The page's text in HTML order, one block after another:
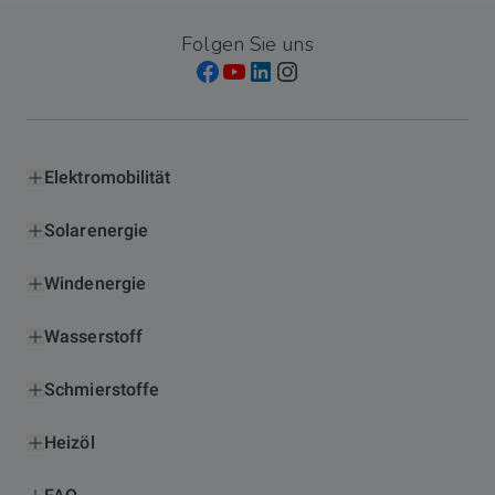
Folgen Sie uns
Elektromobilität
Solarenergie
Windenergie
Wasserstoff
Schmierstoffe
Heizöl